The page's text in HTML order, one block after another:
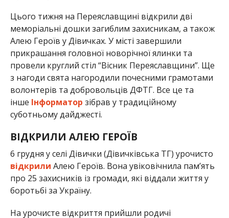
Цього тижня на Переяславщині відкрили дві
меморіальні дошки загиблим захисникам, а також
Алею Героїв у Дівичках. У місті завершили
прикрашання головної новорічної ялинки та
провели круглий стіл “Вісник Переяславщини”. Ще
з нагоди свята нагородили почесними грамотами
волонтерів та добровольців ДФТГ. Все це та
інше Інформатор зібрав у традиційному
суботньому дайджесті.
ВІДКРИЛИ АЛЕЮ ГЕРОЇВ
6 грудня у селі Дівички (Дівичківська ТГ) урочисто
відкрили Алею Героїв. Вона увіковічнила пам’ять
про 25 захисників із громади, які віддали життя у
боротьбі за Україну.
На урочисте відкриття прийшли родичі